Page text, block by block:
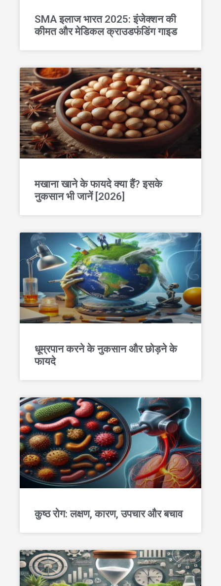
SMA इलाज भारत 2025: इंजेक्शन की
कीमत और मेडिकल क्राउडफंडिंग गाइड
मखाना खाने के फायदे क्या हैं? इसके
नुकसान भी जानें [2026]
धूम्रपान करने के नुकसान और छोड़ने के
फायदे
कुष्ठ रोग: लक्षण, कारण, उपचार और बचाव